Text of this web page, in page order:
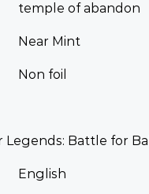
temple of abandon
Near Mint
Non foil
Legends: Battle for
English